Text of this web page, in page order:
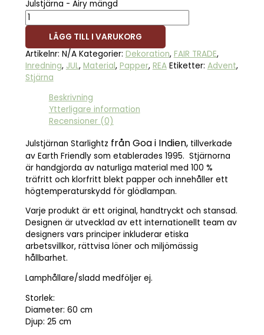
Julstjärna - Airy mängd
LÄGG TILL I VARUKORG
Artikelnr: N/A Kategorier: Dekoration, FAIR TRADE,
Inredning, JUL, Material, Papper, REA Etiketter: Advent,
Stjärna
Beskrivning
Ytterligare information
Recensioner (0)
Julstjärnan Starlightz från Goa i Indien, tillverkade
av Earth Friendly som etablerades 1995. Stjärnorna
är handgjorda av naturliga material med 100 %
träfritt och klorfritt blekt papper och innehåller ett
högtemperaturskydd för glödlampan.
Varje produkt är ett original, handtryckt och stansad.
Designen är utvecklad av ett internationellt team av
designers vars principer inkluderar etiska
arbetsvillkor, rättvisa löner och miljömässig
hållbarhet.
Lamphållare/sladd medföljer ej.
Storlek:
Diameter: 60 cm
Djup: 25 cm